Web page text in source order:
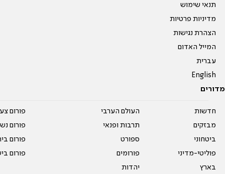
תנאי שימוש
מדיניות פרטיות
הצהרת נגישות
המייל האדום
עברית
English
מדורים
חדשות
מבזקים
ביטחוני
פוליטי-מדיני
בארץ
העולם הערבי
תרבות ופנאי
ספורט
פורומים
יהדות
פורום
פורום
פורום
פורום